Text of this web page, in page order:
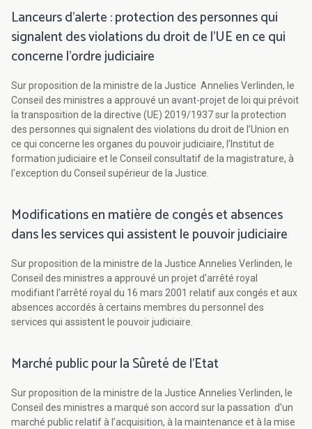
Lanceurs d'alerte : protection des personnes qui
signalent des violations du droit de l’UE en ce qui
concerne l'ordre judiciaire
Sur proposition de la ministre de la Justice Annelies Verlinden, le
Conseil des ministres a approuvé un avant-projet de loi qui prévoit
la transposition de la directive (UE) 2019/1937 sur la protection
des personnes qui signalent des violations du droit de l’Union en
ce qui concerne les organes du pouvoir judiciaire, l’Institut de
formation judiciaire et le Conseil consultatif de la magistrature, à
l'exception du Conseil supérieur de la Justice.
Modifications en matière de congés et absences
dans les services qui assistent le pouvoir judiciaire
Sur proposition de la ministre de la Justice Annelies Verlinden, le
Conseil des ministres a approuvé un projet d’arrêté royal
modifiant l’arrêté royal du 16 mars 2001 relatif aux congés et aux
absences accordés à certains membres du personnel des
services qui assistent le pouvoir judiciaire.
Marché public pour la Sûreté de l'Etat
Sur proposition de la ministre de la Justice Annelies Verlinden, le
Conseil des ministres a marqué son accord sur la passation d'un
marché public relatif à l’acquisition, à la maintenance et à la mise